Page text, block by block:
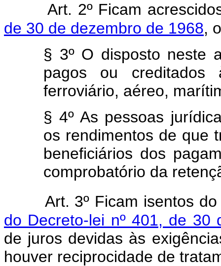
Art. 2º Ficam
de 30 de dezembro de 1968,
§ 3º O disposto neste
pagos ou creditados
ferroviário, aéreo,
§ 4º As pessoas
os rendimentos de que
beneficiários dos
comprobatório da
Art. 3º Ficam isentos
do Decreto-lei nº 401, de 30
de juros devidas às
houver reciprocidade de